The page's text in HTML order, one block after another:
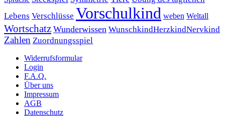
Lebens Verschlüsse Vorschulkind weben Weltall
Wortschatz Wunderwissen WunschkindHerzkindNervkind
Zahlen Zuordnungsspiel
Widerrufsformular
Login
F.A.Q.
Über uns
Impressum
AGB
Datenschutz